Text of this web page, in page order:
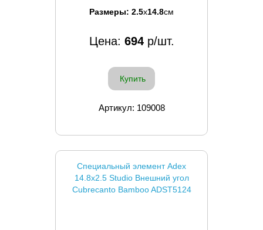
Размеры: 2.5x14.8см
Цена: 694р/шт.
Купить
Артикул: 109008
Специальный элемент Adex
14.8x2.5 Studio Внешний угол
Cubrecanto Bamboo ADST5124